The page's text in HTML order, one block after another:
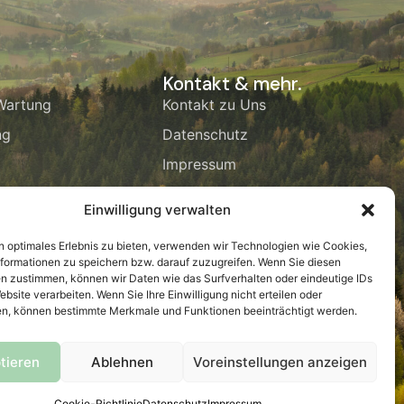
Einwilligung verwalten
optimales Erlebnis zu bieten, verwenden wir Technologien wie Cookies,
zu speichern bzw. darauf zuzugreifen. Wenn Sie diesen
zustimmen, können wir Daten wie das Surfverhalten oder eindeutige IDs
verarbeiten. Wenn Sie Ihre Einwilligung nicht erteilen oder
können bestimmte Merkmale und Funktionen beeinträchtigt werden.
Ablehnen Voreinstellungen anzeigen
Kontakt & mehr.
Kontakt zu Uns
Datenschutz
Impressum
Adresse
Wildparkstraße 7, 52385
Schmidt